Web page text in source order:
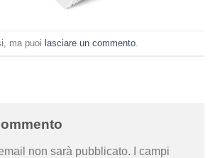
ma puoi lasciare un commento
non sarà pubblicato.
I campi